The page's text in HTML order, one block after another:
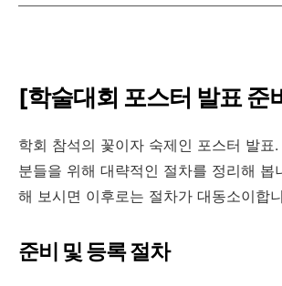
[학술대회 포스터 발표 준
학회 참석의 꽃이자 숙제인 포스터 발표
분들을 위해 대략적인 절차를 정리해 봅
해 보시면 이후로는 절차가 대동소이합
준비 및 등록 절차